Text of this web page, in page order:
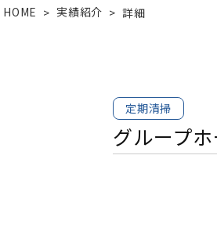
HOME > 実績紹介 > 詳細
定期清掃
グループ